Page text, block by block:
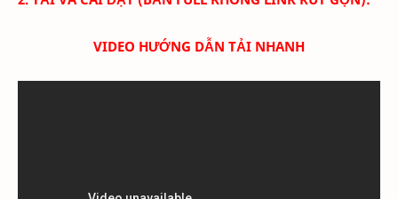
VIDEO HƯỚNG DẪN TẢI NHANH